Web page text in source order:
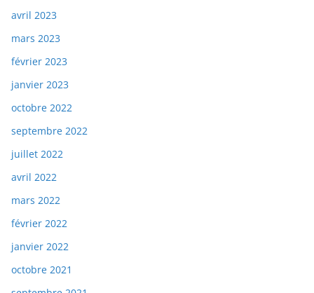
avril 2023
mars 2023
février 2023
janvier 2023
octobre 2022
septembre 2022
juillet 2022
avril 2022
mars 2022
février 2022
janvier 2022
octobre 2021